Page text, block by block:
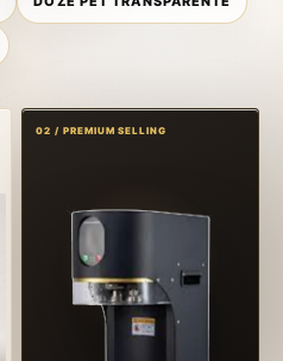
02 / PREMIUM SELLING